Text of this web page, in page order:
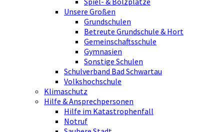
Unsere Großen
Grundschulen
Betreute Grundschule & Hort
Gemeinschaftsschule
Gymnasien
Sonstige Schulen
Schulverband Bad Schwartau
Volkshochschule
Klimaschutz
Hilfe & Ansprechpersonen
Hilfe im Katastrophenfall
Notruf